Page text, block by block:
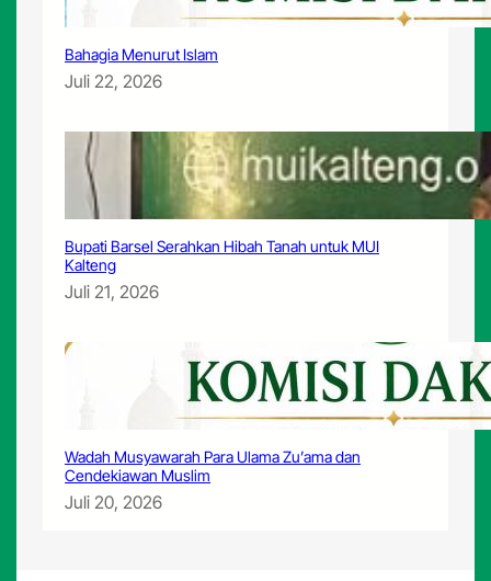
Bahagia Menurut Islam
Juli 22, 2026
Bupati Barsel Serahkan Hibah Tanah untuk MUI
Kalteng
Juli 21, 2026
Wadah Musyawarah Para Ulama Zu’ama dan
Cendekiawan Muslim
Juli 20, 2026